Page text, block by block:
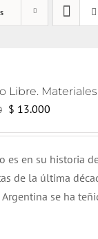
Libre.
El
era:
$ 15.000.
$ 13.000El
es:
$ 13.000.
en su historia
de la última
se ha